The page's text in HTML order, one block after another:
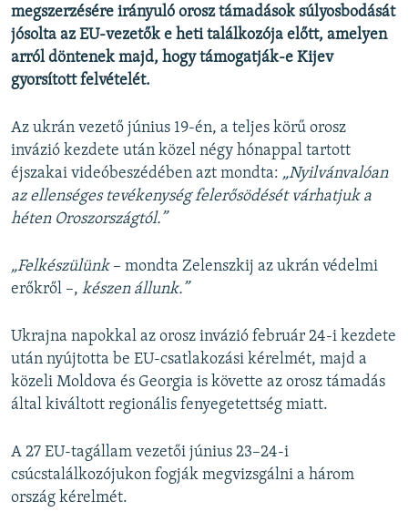
megszerzésére irányuló orosz támadások súlyosbodását
jósolta az EU-vezetők e heti találkozója előtt, amelyen
arról döntenek majd, hogy támogatják-e Kijev
gyorsított felvételét.
Az ukrán vezető június 19-én, a teljes körű orosz
invázió kezdete után közel négy hónappal tartott
éjszakai videóbeszédében azt mondta: „Nyilvánvalóan
az ellenséges tevékenység felerősödését várhatjuk a
héten Oroszországtól.”
„Felkészülünk– mondta Zelenszkij az ukrán védelmi
erőkről –, készen állunk.”
Ukrajna napokkal az orosz invázió február 24-i kezdete
után nyújtotta be EU-csatlakozási kérelmét, majd a
közeli Moldova és Georgia is követte az orosz támadás
által kiváltott regionális fenyegetettség miatt.
A 27 EU-tagállam vezetői június 23–24-i
csúcstalálkozójukon fogják megvizsgálni a három
ország kérelmét.